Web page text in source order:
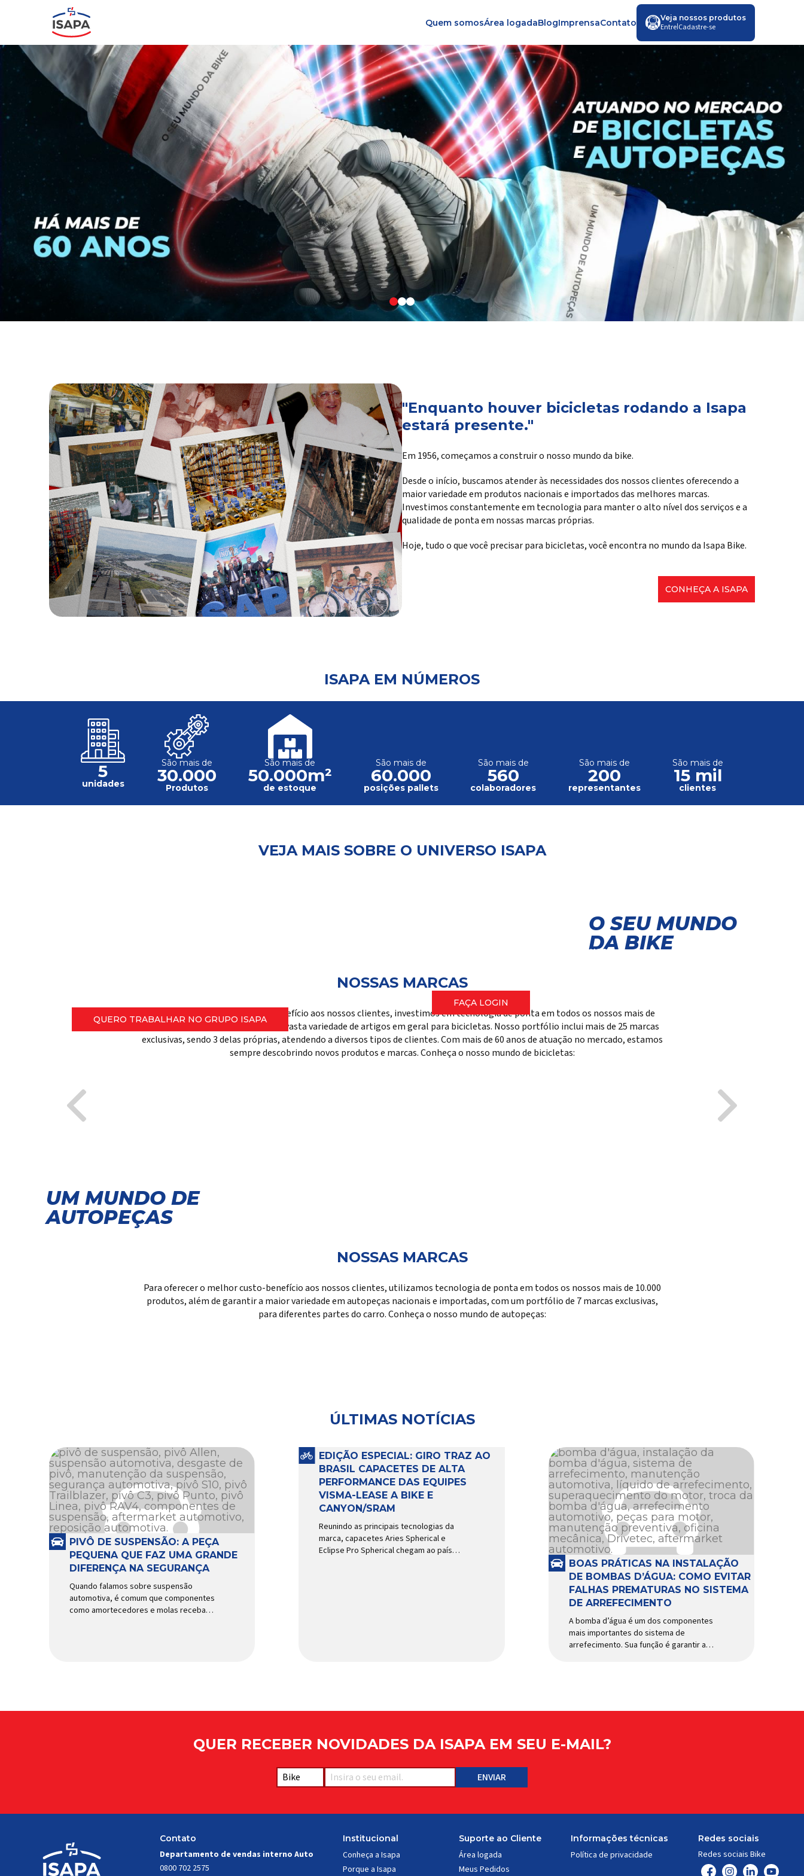
Quem somosÁrea logadaBlogImprensaContato Veja nossos produtos
Entre|Cadastre-se
"Enquanto houver bicicletas rodando a Isapa
estará presente."
Em 1956, começamos a construir o nosso mundo da bike.
Desde o início, buscamos atender às necessidades dos nossos clientes oferecendo a
maior variedade em produtos nacionais e importados das melhores marcas.
Investimos constantemente em tecnologia para manter o alto nível dos serviços e a
qualidade de ponta em nossas marcas próprias.
Hoje, tudo o que você precisar para bicicletas, você encontra no mundo da Isapa Bike.
CONHEÇA A ISAPA
ISAPA EM NÚMEROS
5
unidades
São mais de
30.000
Produtos
São mais de
50.000m²
de estoque
São mais de
60.000
posições pallets
São mais de
560
colaboradores
São mais de
200
representantes
São mais de
15 mil
clientes
VEJA MAIS SOBRE O UNIVERSO ISAPA
QUERO TRABALHAR NO GRUPO ISAPA
Façam login aqui para acessar suas
FAÇA LOGIN
O SEU MUNDO
DA BIKE
NOSSAS MARCAS
Para garantir o melhor custo-benefício aos nossos clientes, investimos em tecnologia de ponta em todos os nossos mais de
15.000 produtos. Oferecemos uma vasta variedade de artigos em geral para bicicletas. Nosso portfólio inclui mais de 25 marcas
exclusivas, sendo 3 delas próprias, atendendo a diversos tipos de clientes. Com mais de 60 anos de atuação no mercado, estamos
sempre descobrindo novos produtos e marcas. Conheça o nosso mundo de bicicletas:
UM MUNDO DE
AUTOPEÇAS
NOSSAS MARCAS
Para oferecer o melhor custo-benefício aos nossos clientes, utilizamos tecnologia de ponta em todos os nossos mais de 10.000
produtos, além de garantir a maior variedade em autopeças nacionais e importadas, com um portfólio de 7 marcas exclusivas,
para diferentes partes do carro. Conheça o nosso mundo de autopeças:
ÚLTIMAS NOTÍCIAS
PIVÔ DE SUSPENSÃO: A PEÇA
PEQUENA QUE FAZ UMA GRANDE
DIFERENÇA NA SEGURANÇA
Quando falamos sobre suspensão
automotiva, é comum que componentes
como amortecedores e molas recebam
EDIÇÃO ESPECIAL: GIRO TRAZ AO
BRASIL CAPACETES DE ALTA
PERFORMANCE DAS EQUIPES
VISMA-LEASE A BIKE E
CANYON/SRAM
Reunindo as principais tecnologias da
marca, capacetes Aries Spherical e
Eclipse Pro Spherical chegam ao país
BOAS PRÁTICAS NA INSTALAÇÃO
DE BOMBAS D’ÁGUA: COMO EVITAR
FALHAS PREMATURAS NO SISTEMA
DE ARREFECIMENTO
A bomba d’água é um dos componentes
mais importantes do sistema de
arrefecimento. Sua função é garantir a
d’água exige não apenas […]
QUER RECEBER NOVIDADES DA ISAPA EM SEU E-MAIL?
Contato
Departamento de vendas interno Auto
0800 702 2575
Institucional
Conheça a Isapa
Porque a Isapa
Suporte ao Cliente
Área logada
Meus Pedidos
Informações técnicas
Política de privacidade
Redes sociais
Redes sociais Bike